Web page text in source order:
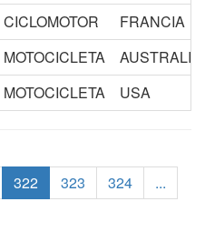
CICLOMOTOR
FRANCIA
MOTOCICLETA
AUSTRALIA
MOTOCICLETA USA
322(current)
323 324
...